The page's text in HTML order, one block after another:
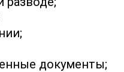
документы;